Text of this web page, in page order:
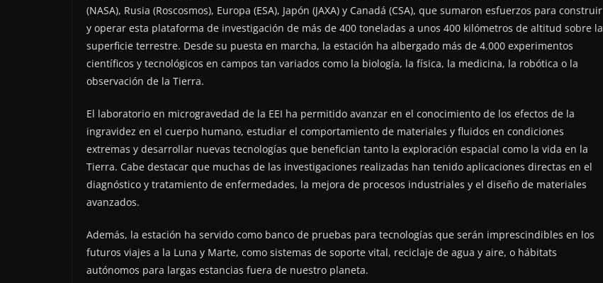
(NASA), Rusia (Roscosmos), Europa (ESA), Japón (JAXA) y Canadá (CSA), que sumaron esfuerzos para construir
y operar esta plataforma de investigación de más de 400 toneladas a unos 400 kilómetros de altitud sobre la
superficie terrestre. Desde su puesta en marcha, la estación ha albergado más de 4.000 experimentos
científicos y tecnológicos en campos tan variados como la biología, la física, la medicina, la robótica o la
observación de la Tierra.
El laboratorio en microgravedad de la EEI ha permitido avanzar en el conocimiento de los efectos de la
ingravidez en el cuerpo humano, estudiar el comportamiento de materiales y fluidos en condiciones
extremas y desarrollar nuevas tecnologías que benefician tanto la exploración espacial como la vida en la
Tierra. Cabe destacar que muchas de las investigaciones realizadas han tenido aplicaciones directas en el
diagnóstico y tratamiento de enfermedades, la mejora de procesos industriales y el diseño de materiales
avanzados.
Además, la estación ha servido como banco de pruebas para tecnologías que serán imprescindibles en los
futuros viajes a la Luna y Marte, como sistemas de soporte vital, reciclaje de agua y aire, o hábitats
autónomos para largas estancias fuera de nuestro planeta.